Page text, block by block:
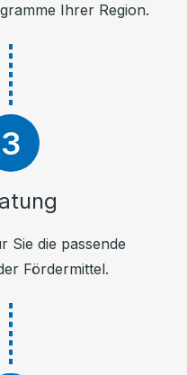
Ihrer Region.
Sie die passende
Fördermittel.